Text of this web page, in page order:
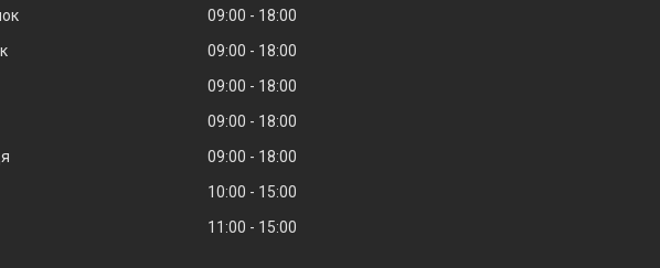
09:00
18:00
09:00
18:00
09:00
18:00
09:00
18:00
09:00
18:00
10:00
15:00
11:00 15:00